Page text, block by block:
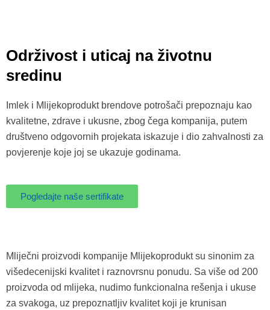
Održivost i uticaj na životnu
sredinu
Imlek i Mlijekoprodukt brendove potrošači prepoznaju kao
kvalitetne, zdrave i ukusne, zbog čega kompanija, putem
društveno odgovornih projekata iskazuje i dio zahvalnosti za
povjerenje koje joj se ukazuje godinama.
Pogledajte naše sertifikate
Mliječni proizvodi kompanije Mlijekoprodukt su sinonim za
višedecenijski kvalitet i raznovrsnu ponudu. Sa više od 200
proizvoda od mlijeka, nudimo funkcionalna rešenja i ukuse
za svakoga, uz prepoznatljiv kvalitet koji je krunisan